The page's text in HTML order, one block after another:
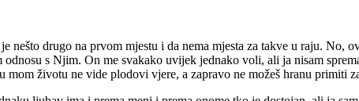
nešto drugo na prvom mjestu i da nema mjesta za takve u raju. No,
s Njim. On me svakako uvijek jednako voli, ali ja nisam
mom životu ne vide plodovi vjere, a zapravo ne možeš hranu primiti